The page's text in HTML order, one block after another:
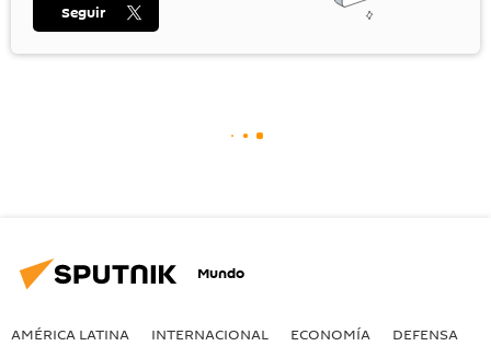
Seguir
Mundo
AMÉRICA LATINA INTERNACIONAL ECONOMÍA DEFENSA